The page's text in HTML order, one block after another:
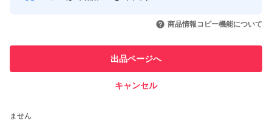
引を完了させた実績があります
での取引実績があります
ません
商品情報コピー機能について
出品ページへ
キャンセル